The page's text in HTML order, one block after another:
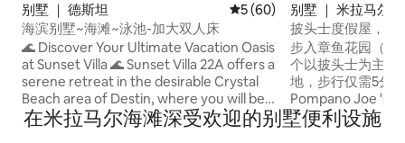
别墅 ｜ 德斯坦 平均评分 5 分（满分 5 分）
5 (60)
海滨别墅~海滩~泳池-加大双人床
🌊 Discover Your Ultimate Vacation Oasis
at Sunset Villa 🌊 Sunset Villa 22A offers a
serene retreat in the desirable Crystal
Beach area of Destin, where you will be
greeted by tranquil lakefront views and
lush palms, all while being just across the
别墅 ｜ 米拉马尔
披头士度假屋，步
夫球车、街机！
步入章鱼花园（
个以披头士为主题
地，步行仅需5分
Pompano Joe 's
球车巡游，享受海
新的复古风格街机
在米拉马尔海滩深受欢迎的别墅便利设施